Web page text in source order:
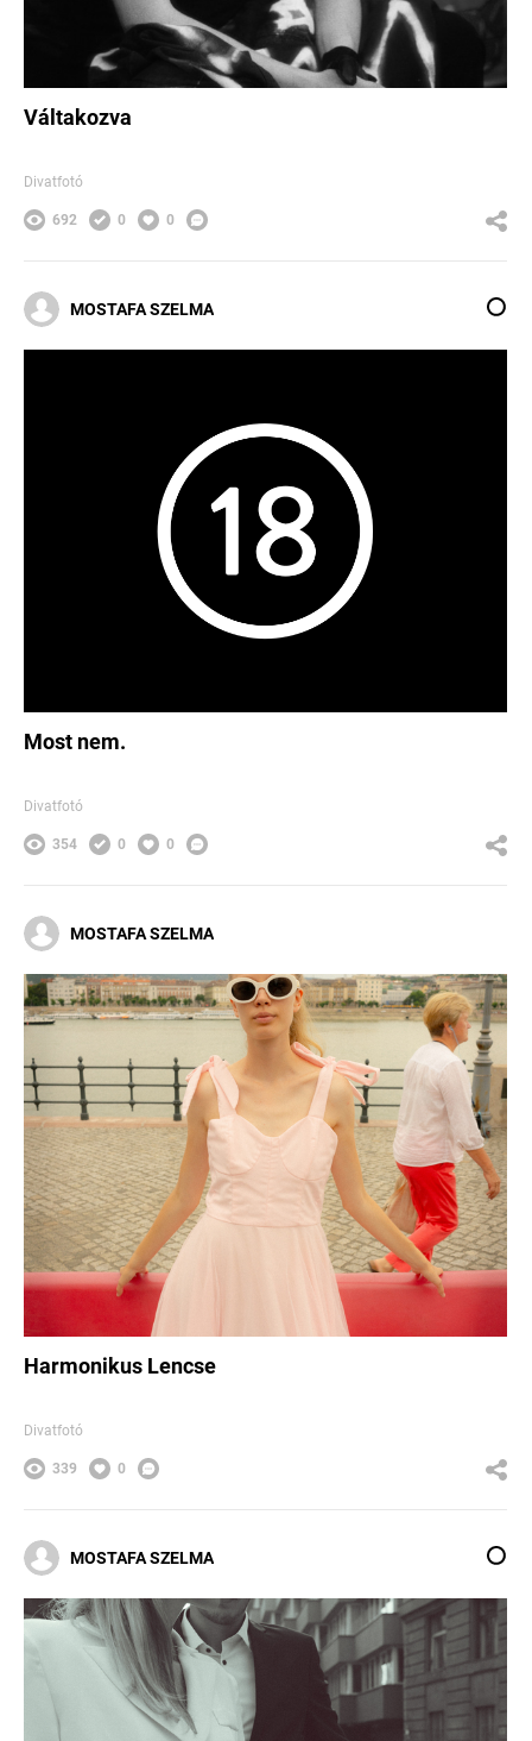
Váltakozva
Divatfotó
692 0 0
MOSTAFA SZELMA
Most nem.
Divatfotó
354 0 0
MOSTAFA SZELMA
Harmonikus Lencse
Divatfotó
339 0
MOSTAFA SZELMA